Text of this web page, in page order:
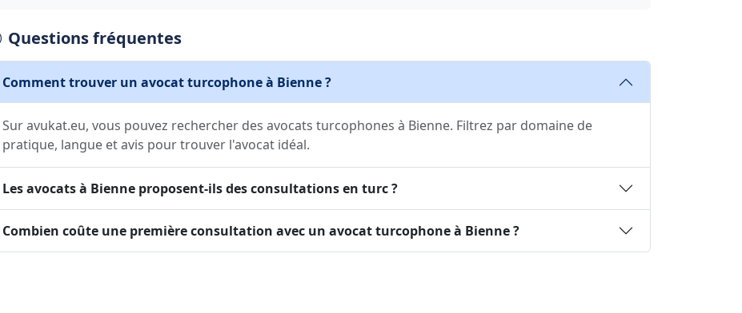
Questions fréquentes
Comment trouver un avocat turcophone à Bienne ?
Sur avukat.eu, vous pouvez rechercher des avocats turcophones à Bienne. Filtrez par domaine de
pratique, langue et avis pour trouver l'avocat idéal.
Les avocats à Bienne proposent-ils des consultations en turc ?
Combien coûte une première consultation avec un avocat turcophone à Bienne ?